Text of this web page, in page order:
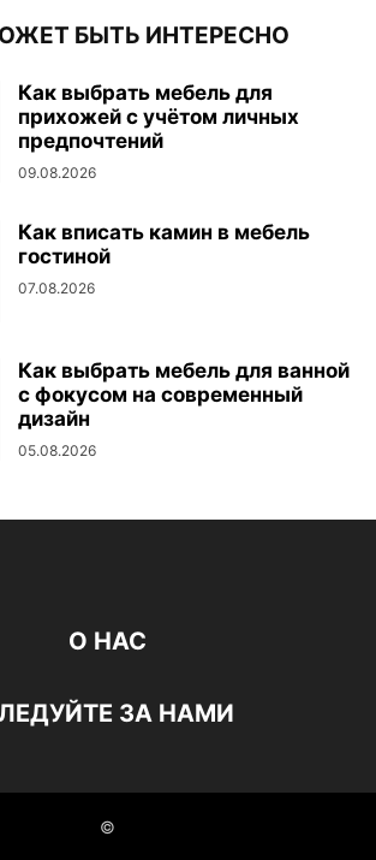
БЫТЬ ИНТЕРЕСНО
Как выбрать мебель для
прихожей с учётом личных
предпочтений
09.08.2026
Как вписать камин в мебель
гостиной
07.08.2026
Как выбрать мебель для ванной
с фокусом на современный
дизайн
05.08.2026
О НАС
ЗА НАМИ
©